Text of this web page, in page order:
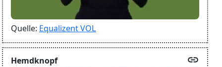
Quelle: Equalizent VOL
Hemdknopf link